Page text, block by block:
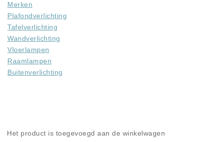
Merken
Plafondverlichting
Tafelverlichting
Wandverlichting
Vloerlampen
Raamlampen
Buitenverlichting
Het product is toegevoegd aan de winkelwagen